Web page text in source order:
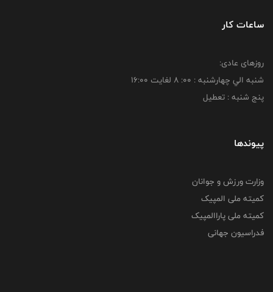
ساعات کار
روزهای عادی:
شنبه الي چهارشنبه : 00: 8 لغايت 16:00
پنج شنبه : تعطیل
پیوندها
وزارت ورزش و جوانان
کمیته ملی المپیک
کمیته ملی پاراالمپیک
فدراسیون جهانی